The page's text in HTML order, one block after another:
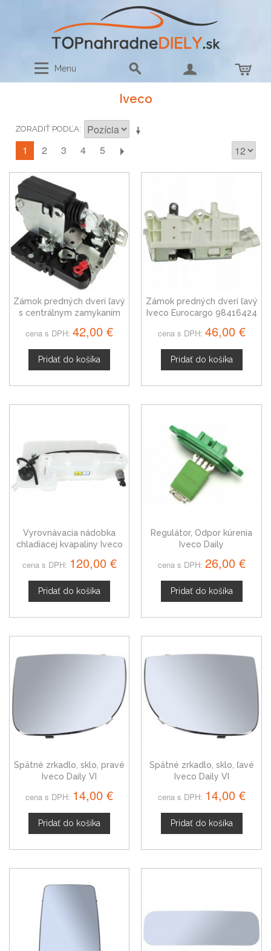
Menu
Iveco
ZORADIŤ PODĽA
1 2 3 4 5
Zámok predných dverí ľavý
s centrálnym zamykaním
cena s DPH: 42,00 €
Pridať do košíka
Zámok predných dverí ľavý
Iveco Eurocargo 98416424
cena s DPH: 46,00 €
Pridať do košíka
Vyrovnávacia nádobka
chladiacej kvapaliny Iveco
cena s DPH: 120,00 €
Pridať do košíka
Regulátor, Odpor kúrenia
Iveco Daily
cena s DPH: 26,00 €
Pridať do košíka
Spätné zrkadlo, sklo, pravé
Iveco Daily VI
cena s DPH: 14,00 €
Pridať do košíka
Spätné zrkadlo, sklo, ľavé
Iveco Daily VI
cena s DPH: 14,00 €
Pridať do košíka